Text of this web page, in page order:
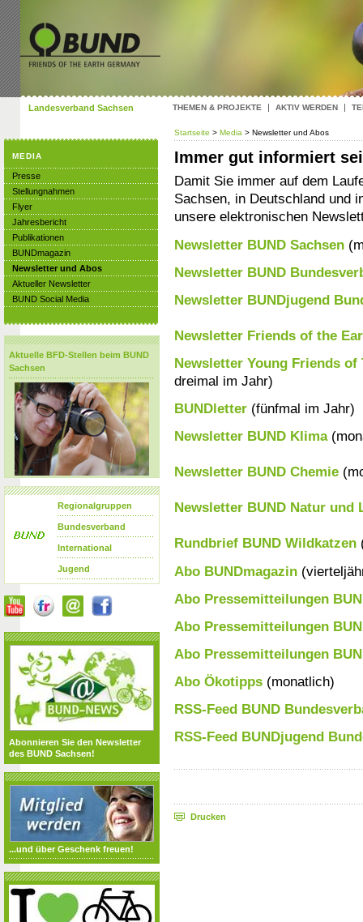
Landesverband Sachsen
Startseite > Media > Newsletter und Abos
Immer gut informiert
Damit Sie immer auf dem
Sachsen, in Deutschland und
unsere elektronischen
Newsletter BUND Sachsen
Newsletter BUND
Newsletter BUNDjugend
Newsletter Friends of the
Newsletter Young Friends of
dreimal im Jahr)
BUNDletter (fünfmal im Jahr)
Newsletter BUND Klima
Newsletter BUND Chemie
Newsletter BUND Natur und
Rundbrief BUND Wildkatzen
Abo BUNDmagazin
Abo Pressemitteilungen
Abo Pressemitteilungen
Abo Pressemitteilungen
Abo Ökotipps (monatlich)
RSS-Feed BUND
RSS-Feed BUNDjugend
Drucken
MEDIA
Presse
Stellungnahmen
Flyer
Jahresbericht
Publikationen
BUNDmagazin
Newsletter und Abos
Aktueller Newsletter
BUND Social Media
Aktuelle BFD-Stellen beim BUND
Sachsen
Regionalgruppen
Bundesverband
International
Jugend
Abonnieren Sie den Newsletter
des BUND Sachsen!
...und über Geschenk freuen!
THEMEN & PROJEKTE AKTIV WERDEN